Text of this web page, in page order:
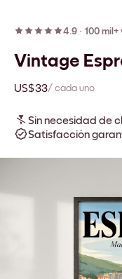
4.9 · 100
Vintage
US$33/ cada uno
Sin necesidad de
Satisfacción